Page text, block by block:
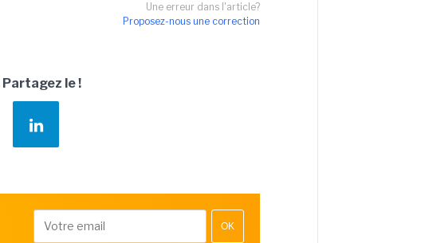
Une erreur dans l'article?
Proposez-nous une correction
Partagez le !
OK